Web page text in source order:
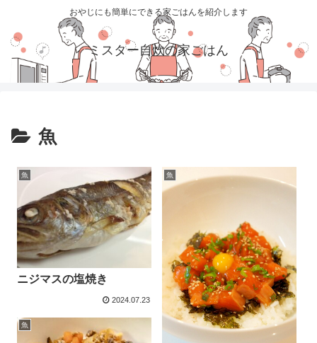
おやじにも簡単にできる家ごはんを紹介します
ミスター自炊の家ごはん
魚
魚
ニジマスの塩焼き
2024.07.23
魚
魚